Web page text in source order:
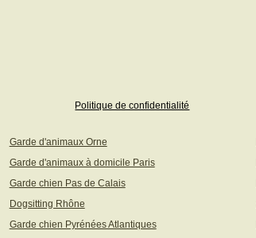
Politique de confidentialité
Garde d'animaux Orne
Garde d'animaux à domicile Paris
Garde chien Pas de Calais
Dogsitting Rhône
Garde chien Pyrénées Atlantiques